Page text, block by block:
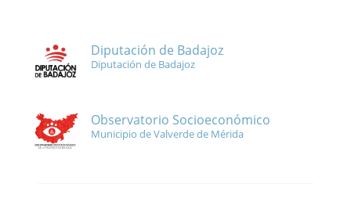
Diputación de Badajoz
Diputación de Badajoz
Observatorio Socioeconómico
Municipio de Valverde de Mérida